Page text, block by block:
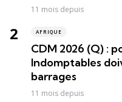
11 mois depuis
AFRIQUE
CDM 2026 (Q) :
Indomptables
barrages
11 mois depuis